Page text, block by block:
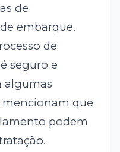
de
embarque.
de
seguro e
algumas
que
podem